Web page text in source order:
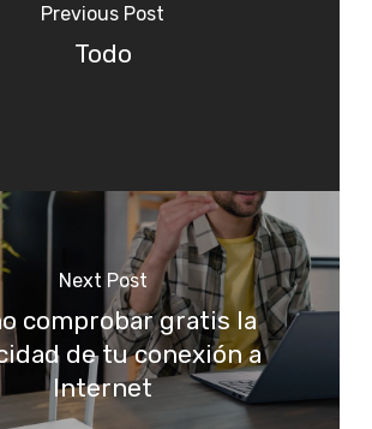
Previous Post
Todo
Next Post
comprobar gratis la
de tu conexión a
Internet